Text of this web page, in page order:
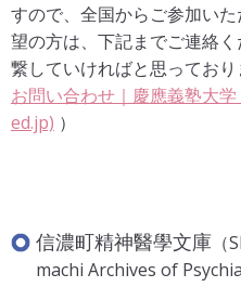
すので、全国からご参加い
望の方は、下記までご連絡
繋していければと思っており
お問い合わせ｜慶應義塾大
ed.jp) ）
信濃町精神醫學文庫
machi Archives of